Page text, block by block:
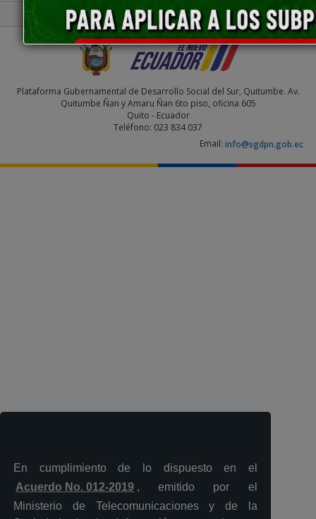
En cumplimiento de lo dispuesto en el
Acuerdo No. 012-2019 , emitido por el
Ministerio de Telecomunicaciones y de la
Sistema Nacional de Información (SNI)
Plataforma Gubernamental de Desarrollo Social del Sur, Quitumbe. Av.
Quitumbe Ñan y Amaru Ñan 6to piso, oficina 605
Quito - Ecuador
Teléfono: 023 834 037
Email: info@sgdpn.gob.ec